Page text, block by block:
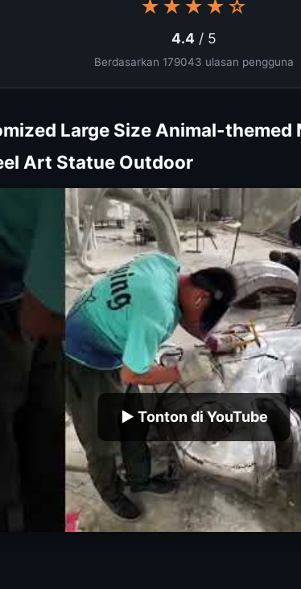
★★★★☆
4.4 / 5
Berdasarkan 179043 ulasan pengguna
Large Size Animal-themed
Art Statue Outdoor
▶ Tonton di YouTube